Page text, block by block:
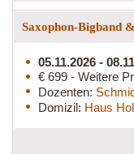
Saxophon-Bigband
05.11.2026 -
€ 699 - Weitere
Dozenten:
Domizil: Haus